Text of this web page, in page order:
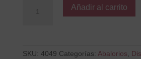
cantidad
Añadir al carrito
SKU: 4049 Categorías: Abalorios,